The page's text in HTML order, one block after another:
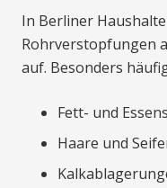
In Berliner
Rohrverstopfungen
auf. Besonders
Fett- und
Haare und